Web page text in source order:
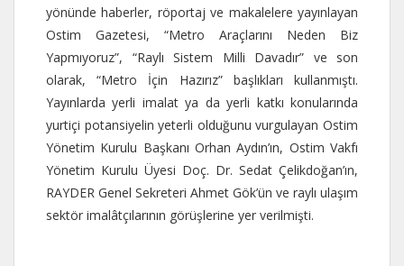
yönünde haberler, röportaj ve makalelere yayınlayan
Ostim Gazetesi, “Metro Araçlarını Neden Biz
Yapmıyoruz”, “Raylı Sistem Milli Davadır” ve son
olarak, “Metro İçin Hazırız” başlıkları kullanmıştı.
Yayınlarda yerli imalat ya da yerli katkı konularında
yurtiçi potansiyelin yeterli olduğunu vurgulayan Ostim
Yönetim Kurulu Başkanı Orhan Aydın’ın, Ostim Vakfı
Yönetim Kurulu Üyesi Doç. Dr. Sedat Çelikdoğan’ın,
RAYDER Genel Sekreteri Ahmet Gök’ün ve raylı ulaşım
sektör imalâtçılarının görüşlerine yer verilmişti.